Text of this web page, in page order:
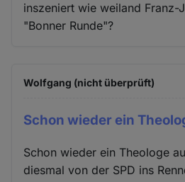
inszeniert wie weiland Franz-
"Bonner Runde"?
Wolfgang (nicht überprüft)
Schon wieder ein
Schon wieder ein Theologe
diesmal von der SPD ins